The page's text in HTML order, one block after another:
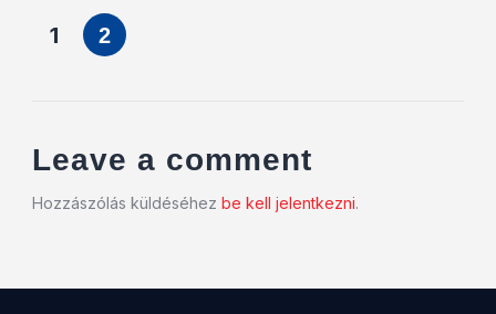
1 2
Leave a comment
Hozzászólás küldéséhez be kell jelentkezni.